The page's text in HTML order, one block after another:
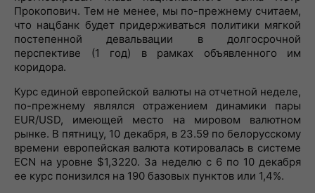
Прокопович. Тем не менее, мы по-прежнему считаем,
что нацбанк будет придерживаться политики мягкой
постепенной девальвации в долгосрочной
перспективе (1 год) в рамках объявленного им
коридора.
Курс единой европейской валюты на отчетной неделе,
по-прежнему являлся отражением динамики пары
EUR/USD, имеющей место на мировом валютном
рынке. В пятницу, 10 декабря, в 23.59 по белорусскому
времени европейская валюта котировалась в системе
ECN на уровне $1,3220. За неделю с 6 по 10 декабря
ее курс понизился на 190 базовых пунктов или 1,4%.